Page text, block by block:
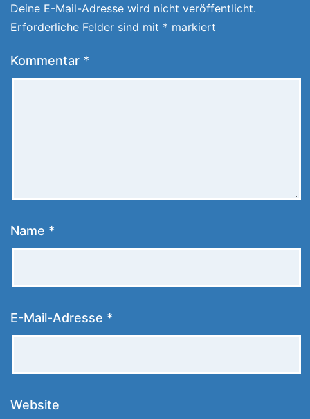
Deine E-Mail-Adresse wird nicht veröffentlicht.
Erforderliche Felder sind mit * markiert
Kommentar *
Name *
E-Mail-Adresse *
Website